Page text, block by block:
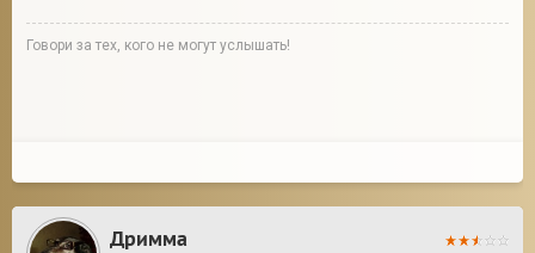
Говори за тех, кого не могут услышать!
Дримма